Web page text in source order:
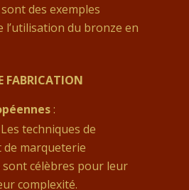
des exemples
l’utilisation du bronze en
FABRICATION
:
techniques de
de marqueterie
célèbres pour leur
complexité.